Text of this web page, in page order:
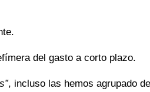
del gasto a corto plazo.
, incluso las hemos agrupado